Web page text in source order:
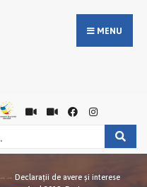
MENU
Declarații de avere și interese